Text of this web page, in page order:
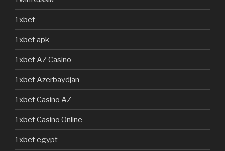
1xbet
1xbet apk
1xbet AZ Casino
1xbet Azerbaydjan
1xbet Casino AZ
1xbet Casino Online
1xbet egypt